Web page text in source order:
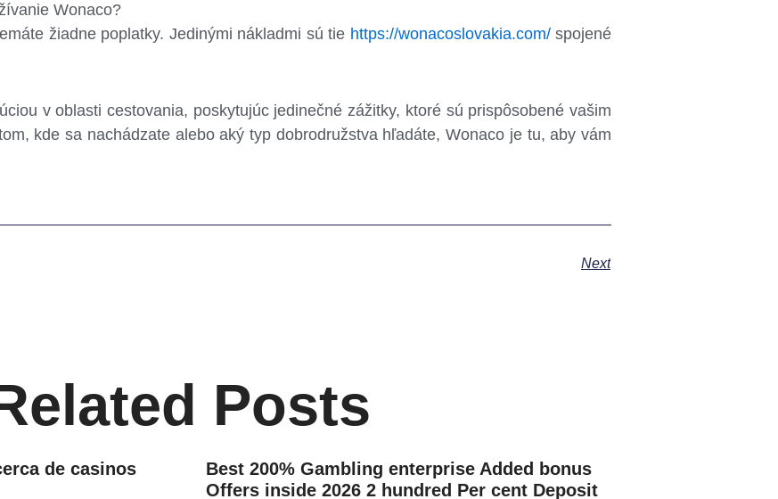
Wonaco?
žiadne poplatky. Jedinými nákladmi sú tie https://wonacoslovakia.com/spojené
v oblasti cestovania, poskytujúc jedinečné zážitky, ktoré sú prispôsobené vašim
kde sa nachádzate alebo aký typ dobrodružstva hľadáte, Wonaco je tu, aby vám
Next
Posts
de casinos
Best 200% Gambling enterprise Added bonus
Offers inside 2026 2 hundred Per cent Deposit